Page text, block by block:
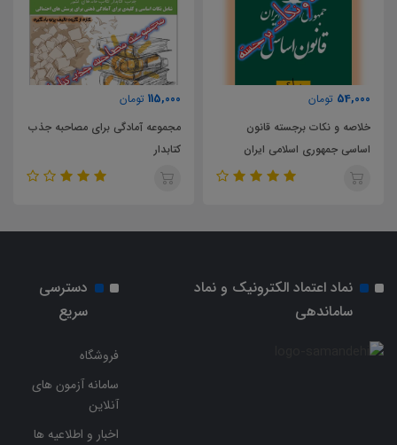
115,000 تومان
مجموعه آمادگی برای مصاحبه جذب
کتابدار
117,000 تومان
منابع تخصصی آزمون استخدامی
مهندسی مکانیک شرکت تعمیرات و
پشتیبانی نیروگاه های اتمی
نماد اعتماد الکترونیک و نماد
ساماندهی
دسترسی
سریع
فروشگاه
سامانه آزمون های
آنلاین
اخبار و اطلاعیه ها